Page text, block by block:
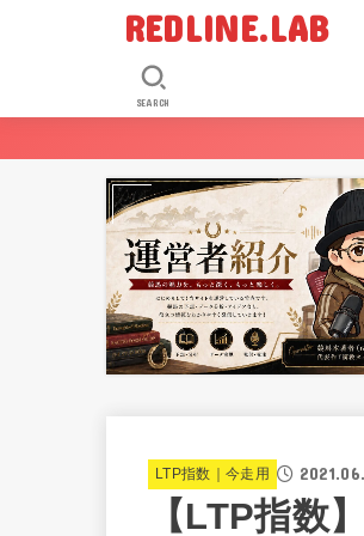
REDLINE.LAB
SEARCH
LTP指数｜今走用
【LTP指数